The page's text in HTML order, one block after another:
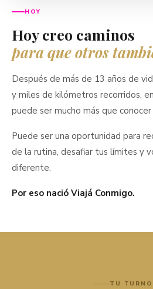
HOY
Hoy creo caminos
para que otros
Después de más de 13 años de
y miles de kilómetros recorridos,
puede ser mucho más que conocer
Puede ser una oportunidad para
de la rutina, desafiar tus límites y
diferente.
Por eso nació Viajá Conmigo.
TU TURNO